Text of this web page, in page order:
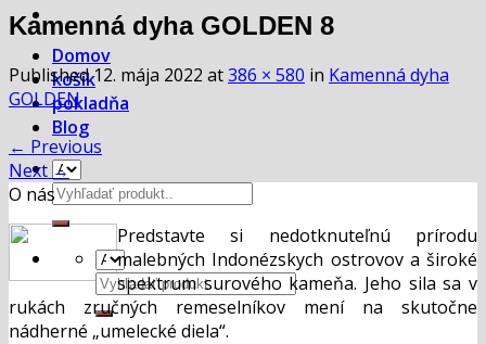
Domov
košík
pokladňa
Blog
Hľadať:
Hľadať:
Kamenná dyha GOLDEN 8
Published12. mája 2022 at386 × 580 in Kamenná dyha
GOLDEN
← Previous
Next →
O nás
Predstavte si nedotknuteľnú prírodu
malebných Indonézskych ostrovov a široké
spektrum surového kameňa. Jeho sila sa v
rukách zručných remeselníkov mení na skutočne
nádherné „umelecké diela“.